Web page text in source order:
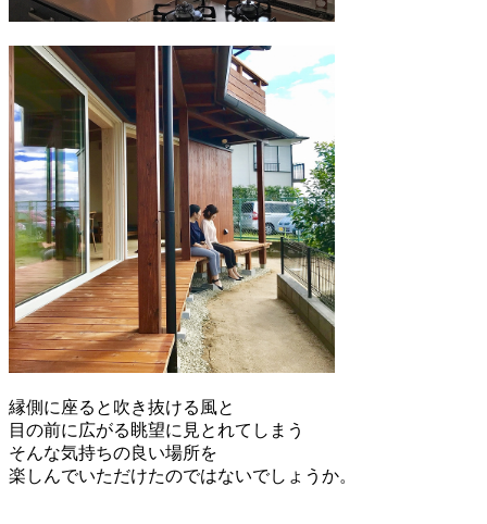
縁側に座ると吹き抜ける風と
目の前に広がる眺望に見とれてしまう
そんな気持ちの良い場所を
楽しんでいただけたのではないでしょうか。